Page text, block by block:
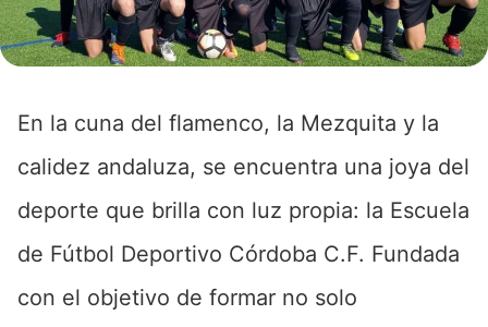
En la cuna del flamenco, la Mezquita y la
calidez andaluza, se encuentra una joya del
deporte que brilla con luz propia: la Escuela
de Fútbol Deportivo Córdoba C.F. Fundada
con el objetivo de formar no solo